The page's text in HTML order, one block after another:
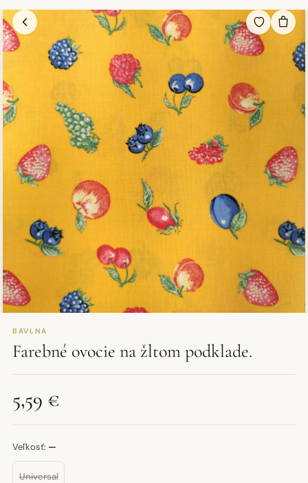
BAVLNA
Farebné ovocie na žltom podklade.
5,59 €
Veľkosť: —
Universal